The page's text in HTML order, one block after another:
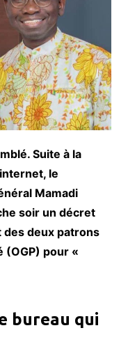
Suite à la
le
Mamadi
soir un décret
des deux patrons
(OGP) pour «
bureau qui